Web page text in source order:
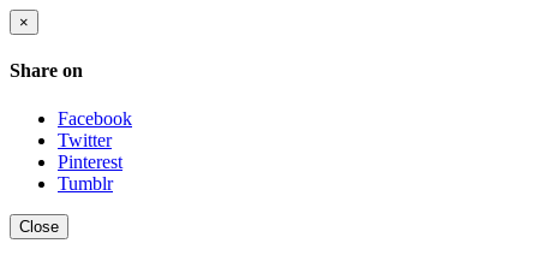
×
Share on
Facebook
Twitter
Pinterest
Tumblr
Close